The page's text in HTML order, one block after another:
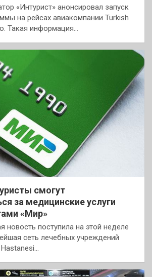
«Интурист» анонсировал запуск
на рейсах авиакомпании Turkish
Такая информация…
смогут
за медицинские услуги
«Мир»
новость поступила на этой неделе
сеть лечебных учреждений